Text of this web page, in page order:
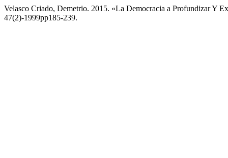
Velasco Criado, Demetrio. 2015. «La Democracia a Profundizar Y
47(2)-1999pp185-239.